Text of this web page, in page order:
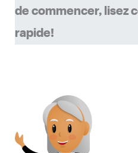
de commencer, lisez
rapide!